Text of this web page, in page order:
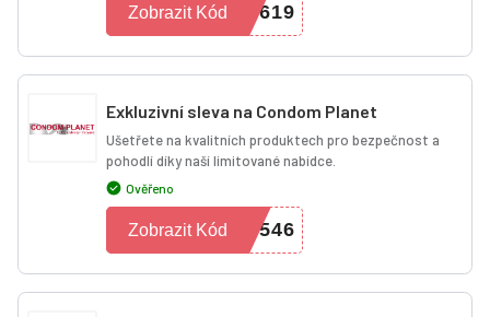
0619
Zobrazit Kód
Exkluzivní sleva na Condom Planet
Ušetřete na kvalitních produktech pro bezpečnost a
pohodlí díky naší limitované nabídce.
Ověřeno
9546
Zobrazit Kód